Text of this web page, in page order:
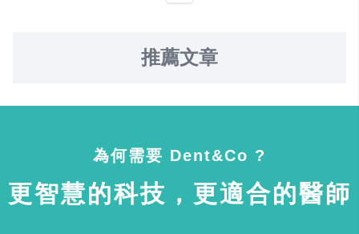
推薦文章
為何需要 Dent&Co ?
更智慧的科技，更適合的醫師